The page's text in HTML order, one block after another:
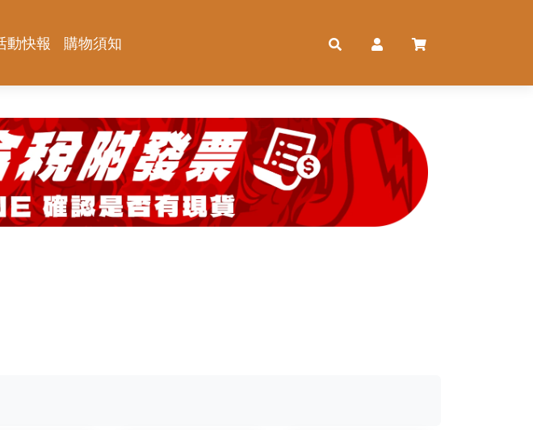
KC系列
OKC系列
KCS系列 強化版
年度限量黑標
神田祭 限量系列專區
BAT 軍規系列 強化版
TF/TFT 窄版軍規系列
KUROKIN 黑金
斜口鉗系列
管鉗系列
剝線鉗系列
剪鉗系列
ZERO系列
鐵鎚系列
AC2094-側腰款背心
AC1154-側腰款背心
AC2094HB-上背款背心
AC2096-側腰款短袖
AC2096HB-上背款短袖
AC2111-上背款反光長袖(可拆)
AC2114-上背款反光背心
AC2121-下背款休閒長袖(可拆)
AC2124-下背款休閒背心
22V空調服系列
30V全新升級系列
川
腳輕系列
免蹲超人系列
工業級踏台
宇德工具
動快報 購物須知